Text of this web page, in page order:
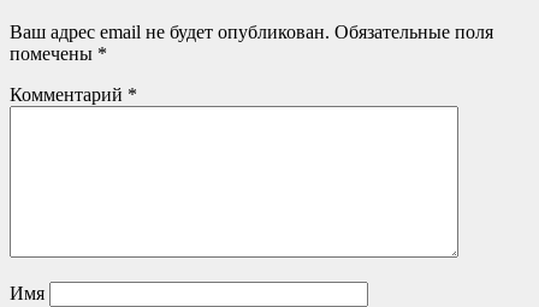
Ваш адрес email не будет опубликован. Обязательные поля
помечены *
Комментарий *
Имя